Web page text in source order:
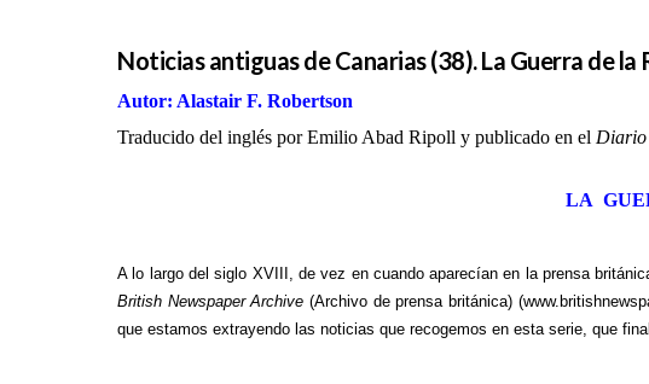
Noticias antiguas de Canarias (38). La Guerra de la
Autor: Alastair F. Robertson
Traducido del inglés por Emilio Abad Ripoll y publicado en el Diario
LA
A lo largo del siglo XVIII, de vez en cuando aparecían en la prensa
British Newspaper Archive (Archivo de prensa británica) (
que estamos extrayendo las noticias que recogemos en esta serie, que